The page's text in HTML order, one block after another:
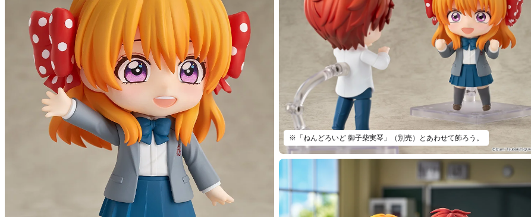
※「ねんどろいど 御子柴実琴」（別売）とあわせて飾ろう。